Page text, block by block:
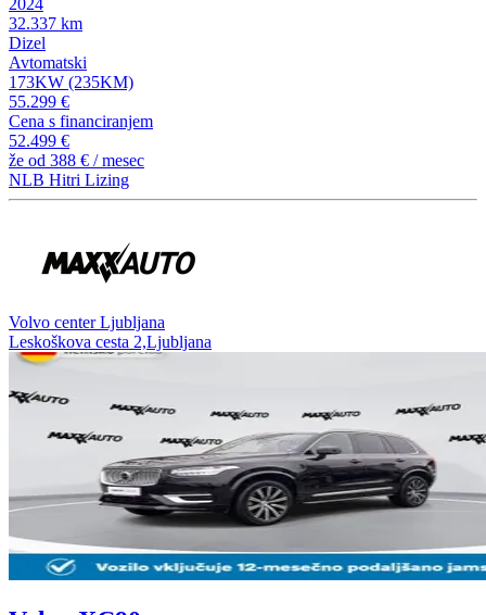
32.337 km
Dizel
Avtomatski
173KW (235KM)
55.299 €
Cena s financiranjem
52.499 €
že od 388 € / mesec
NLB Hitri Lizing
Volvo center Ljubljana
Leskoškova cesta 2,Ljubljana